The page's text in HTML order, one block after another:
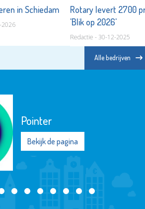
in Schiedam
2026
Rotary levert 2700
'Blik op 2026'
Redactie - 30-12-2025
Alle bedrijven
Pointer
Bekijk de pagina